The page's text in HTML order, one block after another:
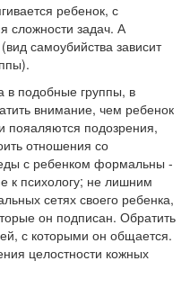
ребенок, с
сложности задач. А
самоубийства зависит
в подобные группы, в
внимание, чем ребенок
пояаляются подозрения,
отношения со
с ребенком формальны -
к психологу; не лишним
сетях своего ребенка,
он подписан. Обратить
с которыми он общается.
целостности кожных